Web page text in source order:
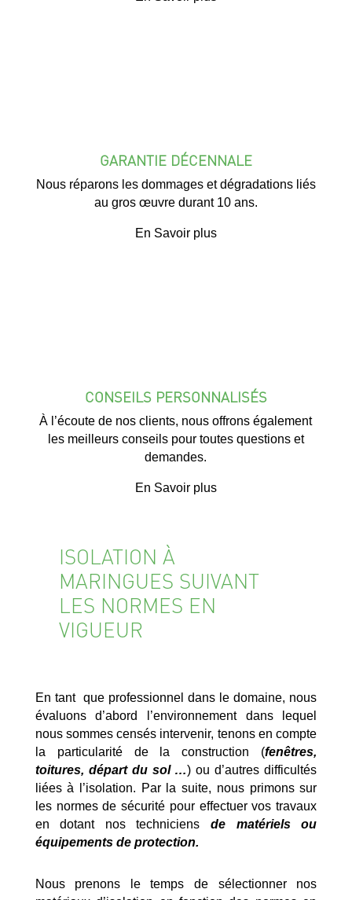
GARANTIE DÉCENNALE
Nous réparons les dommages et dégradations liés
au gros œuvre durant 10 ans.
En Savoir plus
CONSEILS PERSONNALISÉS
À l’écoute de nos clients, nous offrons également
les meilleurs conseils pour toutes questions et
demandes.
En Savoir plus
ISOLATION À
MARINGUES SUIVANT
LES NORMES EN
VIGUEUR
En tant que professionnel dans le domaine, nous
évaluons d’abord l’environnement dans lequel
nous sommes censés intervenir, tenons en compte
la particularité de la construction (fenêtres,
toitures, départ du sol …) ou d’autres difficultés
liées à l’isolation. Par la suite, nous primons sur
les normes de sécurité pour effectuer vos travaux
en dotant nos techniciensde matériels ou
équipements de protection.
Nous prenons le temps de sélectionner nos